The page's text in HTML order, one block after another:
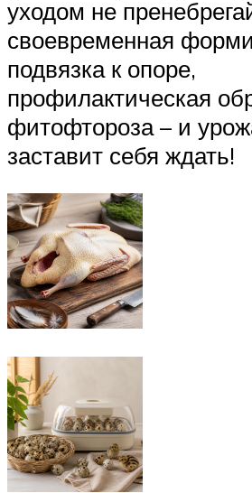
уходом не
своевременная
подвязка к опоре,
профилактическая
фитофтороза – и
заставит себя ждать!